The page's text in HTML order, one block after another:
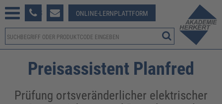
381-123 ONLINE-LERNPLATTFORM
Preisassistent Planfred
Prüfung ortsveränderlicher elektrischer